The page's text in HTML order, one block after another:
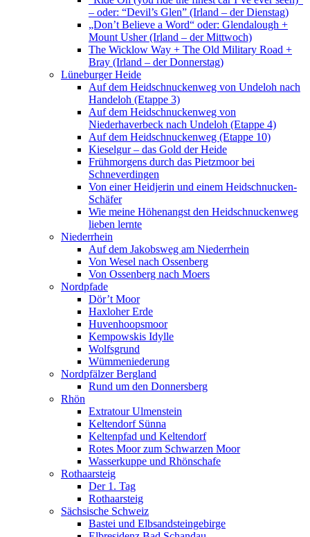
– oder: “Devil’s Glen” (Irland – der Dienstag)
„Don’t Believe a Word“ oder: Glendalough +
Mount Usher (Irland – der Mittwoch)
The Wicklow Way + The Old Military Road +
Bray (Irland – der Donnerstag)
Lüneburger Heide
Auf dem Heidschnuckenweg von Undeloh nach
Handeloh (Etappe 3)
Auf dem Heidschnuckenweg von
Niederhaverbeck nach Undeloh (Etappe 4)
Auf dem Heidschnuckenweg (Etappe 10)
Kieselgur – das Gold der Heide
Frühmorgens durch das Pietzmoor bei
Schneverdingen
Von einer Heidjerin und einem Heidschnucken-
Schäfer
Wie meine Höhenangst den Heidschnuckenweg
lieben lernte
Niederrhein
Auf dem Jakobsweg am Niederrhein
Von Wesel nach Ossenberg
Von Ossenberg nach Moers
Nordpfade
Dör’t Moor
Haxloher Erde
Huvenhoopsmoor
Kempowskis Idylle
Wolfsgrund
Wümmeniederung
Nordpfälzer Bergland
Rund um den Donnersberg
Rhön
Extratour Ulmenstein
Keltendorf Sünna
Keltenpfad und Keltendorf
Rotes Moor zum Schwarzen Moor
Wasserkuppe und Rhönschafe
Rothaarsteig
Der 1. Tag
Rothaarsteig
Sächsische Schweiz
Bastei und Elbsandsteingebirge